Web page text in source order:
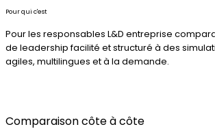
Pour qui c'est
Pour les responsables L&D entreprise
de leadership facilité et structuré à des
agiles, multilingues et à la demande.
Comparaison côte à côte